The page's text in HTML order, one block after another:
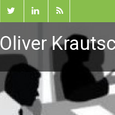
Oliver